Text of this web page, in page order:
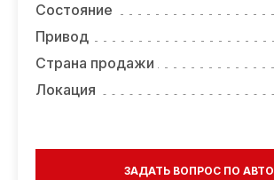
Состояние
Привод
Страна продажи
Локация
ЗАДАТЬ ВОПРОС ПО АВТО